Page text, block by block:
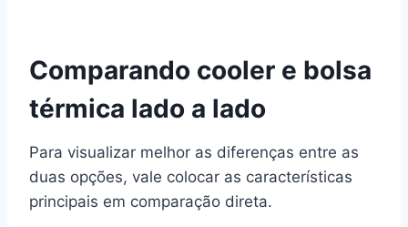
Comparando cooler e bolsa
térmica lado a lado
Para visualizar melhor as diferenças entre as
duas opções, vale colocar as características
principais em comparação direta.